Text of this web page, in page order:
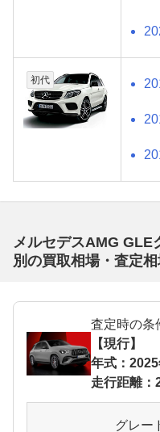
初代
メルセデスAMG GLE
別の買取相場・査定
査定時の条
【現行】
年式：2025
走行距離：
グレー